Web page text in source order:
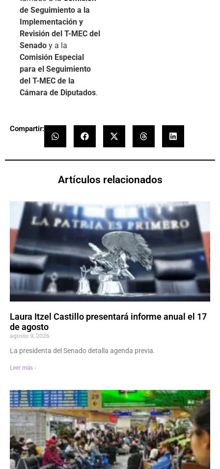
de Seguimiento a la
Implementación y
Revisión del T-MEC del
Senado y a la
Comisión Especial
para el Seguimiento
del T-MEC de la
Cámara de Diputados.
Compartir:
Artículos relacionados
Laura Itzel Castillo presentará informe anual el 17
de agosto
agosto 9, 2026
La presidenta del Senado detalla agenda previa.
Leer más ›